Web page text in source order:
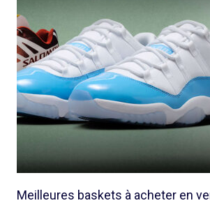
Meilleures baskets à acheter en